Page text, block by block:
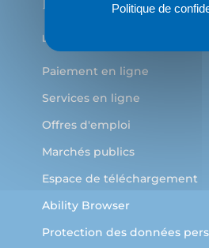
Paiement en ligne
Services en ligne
Offres d'emploi
Marchés publics
Espace de téléchargement
Ability Browser
Protection des données
Politique de